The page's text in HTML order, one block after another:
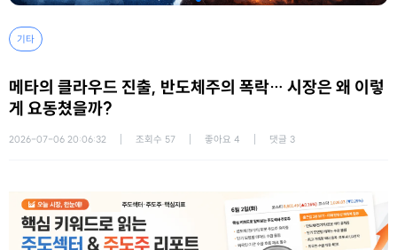
기타
메타의 클라우드 진출, 반도체주의 폭락… 시장은 왜 이렇
게 요동쳤을까?
2026-07-06 20:06:32 조회수 57 좋아요 4 댓글 3